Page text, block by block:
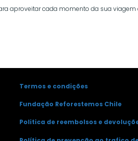
aproveitar cada momento da sua
Termos e condições
Fundação Reforestemos Chile
Politica de reembolsos e